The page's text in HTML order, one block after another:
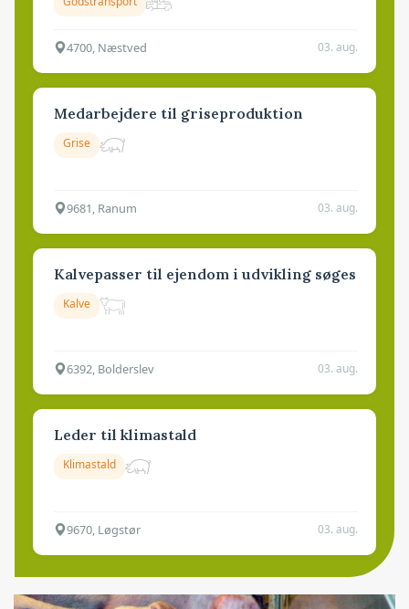
4700, Næstved 03. aug.
Medarbejdere til griseproduktion
Grise
9681, Ranum 03. aug.
Kalvepasser til ejendom i udvikling søges
Kalve
6392, Bolderslev 03. aug.
Leder til klimastald
Klimastald
9670, Løgstør 03. aug.